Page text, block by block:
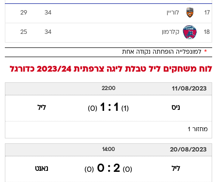
17 לוריין 34
29
18 קלרמון 34
25
* למונפלייה הופחתה נקודה אחת
לוח משחקים ליל טבלת ליגה צרפתית 2023/24 כדורגל
11/08/2023
22:00
ניס (1)
1 : 1
(0) ליל
מחזור 1
20/08/2023
14:00
ליל (0)
2 : 0
(0) נאנט